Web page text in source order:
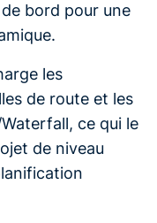
bord pour une
les
de route et les
ce qui le
de niveau